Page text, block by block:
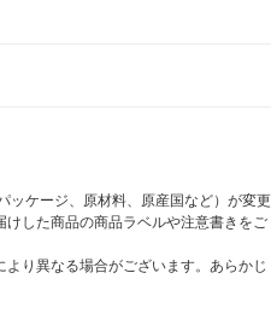
ッケージ、原材料、原産国など）が変更
した商品の商品ラベルや注意書きをご
り異なる場合がございます。あらかじ